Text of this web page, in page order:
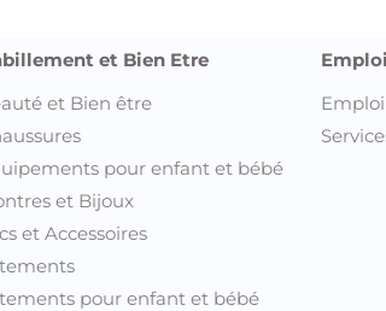
et Bien Etre
et Bien être
pour enfant et bébé
et Bijoux
et Accessoires
pour enfant et bébé
Emploi